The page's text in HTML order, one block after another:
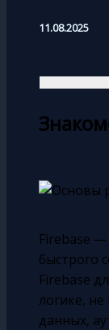
11.08.2025
Firebase —
быстрого
Firebase
логике,
данных,